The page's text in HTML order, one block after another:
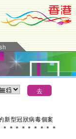
新型冠狀病毒個案
＊ ＊ ＊ ＊ ＊ ＊ ＊ ＊ ＊